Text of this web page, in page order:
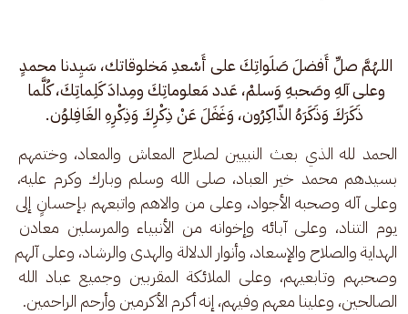
اللهُمَّ صلِّ أَفضلَ صَلَواتِكَ على أَسْعدِ مَخلوقاتك، سَيِدنا محمدٍ
وعلى آلهِ وصَحبهِ وَسلمْ، عَدد مَعلوماتِكَ ومِدادَ كَلِماتِكَ، كُلَّما
ذَكَرَكَ وَذَكَرَهُ الذّاكِرُون، وَغَفَلَ عَنْ ذِكْرِكَ وَذِكْرِهِ الغَافِلوُن.
الحمد لله الذي بعث النبيين لصلاح المعاش والمعاد، وختمهم
بسيدهم محمد خير العباد، صلى الله وسلم وبارك وكرم عليه،
وعلى آله وصحبه الأجواد، وعلى من والاهم واتبعهم بإحسانٍ إلى
يوم التناد، وعلى آبائه وإخوانه من الأنبياء والمرسلين معادن
الهداية والصلاح والإسعاد، وأنوار الدلالة والهدى والرشاد، وعلى آلهم
وصحبهم وتابعيهم، وعلى الملائكة المقربين وجميع عباد الله
الصالحين، وعلينا معهم وفيهم، إنه أكرم الأكرمين وأرحم الراحمين.